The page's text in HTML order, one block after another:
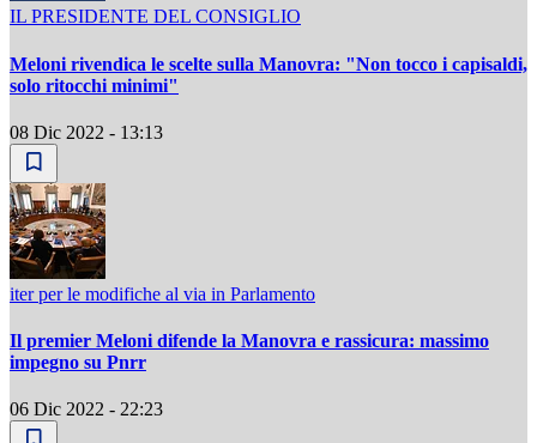
IL PRESIDENTE DEL CONSIGLIO
Meloni rivendica le scelte sulla Manovra: "Non tocco i capisaldi,
solo ritocchi minimi"
08 Dic 2022 - 13:13
iter per le modifiche al via in Parlamento
Il premier Meloni difende la Manovra e rassicura: massimo
impegno su Pnrr
06 Dic 2022 - 22:23